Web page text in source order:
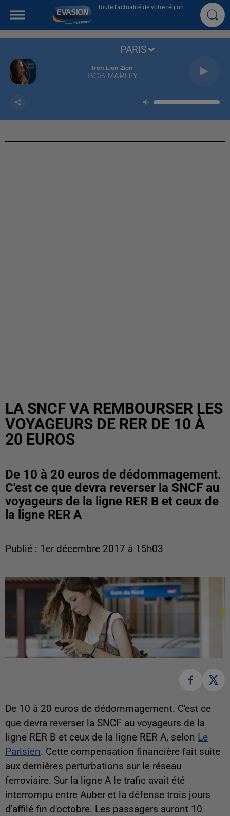
Toute l'actualité de votre région
Iron Lion Zion
BOB MARLEY
PARIS
LA SNCF VA REMBOURSER LES
VOYAGEURS DE RER DE 10 À
20 EUROS
De 10 à 20 euros de dédommagement.
C'est ce que devra reverser la SNCF au
voyageurs de la ligne RER B et ceux de
la ligne RER A
Publié : 1er décembre 2017 à 15h03
De 10 à 20 euros de dédommagement. C'est ce
que devra reverser la SNCF au voyageurs de la
ligne RER B et ceux de la ligne RER A, selon Le
Parisien. Cette compensation financière fait suite
aux dernières perturbations sur le réseau
ferroviaire. Sur la ligne A le trafic avait été
interrompu entre Auber et la défense trois jours
d'affilé fin d'octobre. Les passagers auront 10